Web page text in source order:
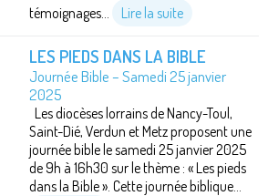
témoignages...
Lire la suite
LES PIEDS DANS LA BIBLE
Journée Bible – Samedi 25 janvier
2025
Les diocèses lorrains de Nancy-Toul,
Saint-Dié, Verdun et Metz proposent une
journée bible le samedi 25 janvier 2025
de 9h à 16h30 sur le thème : « Les pieds
dans la Bible ». Cette journée biblique...